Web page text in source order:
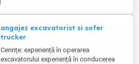
angajez excavatorist si sofer
trucker
Cerințe: experiență în operarea
excavatorului experiență în conducerea